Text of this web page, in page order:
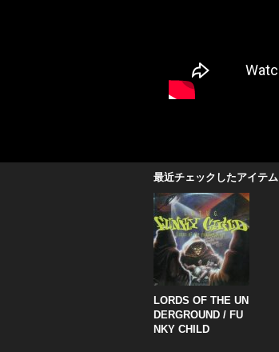
最近チェックしたアイテム
LORDS OF THE UN
DERGROUND / FU
NKY CHILD